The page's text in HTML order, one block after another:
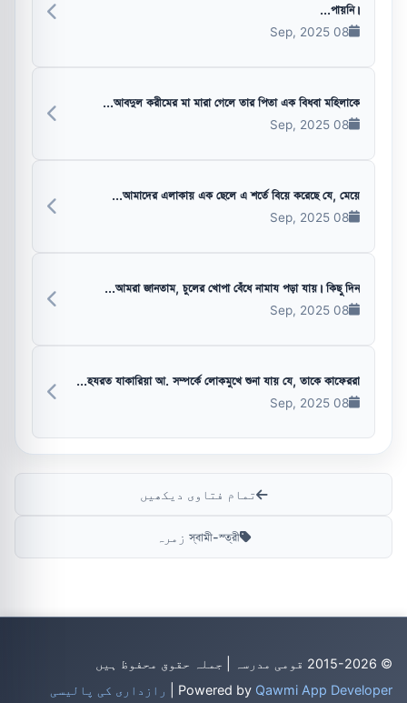
পায়নি।...
08 Sep, 2025
আবদুল করীমের মা মারা গেলে তার পিতা এক বিধবা মহিলাকে...
08 Sep, 2025
আমাদের এলাকায় এক ছেলে এ শর্তে বিয়ে করেছে যে, মেয়ে...
08 Sep, 2025
আমরা জানতাম, চুলের খোপা বেঁধে নামায পড়া যায়। কিছু দিন...
08 Sep, 2025
হযরত যাকারিয়া আ. সম্পর্কে লোকমুখে শুনা যায় যে, তাকে কাফেররা...
08 Sep, 2025
تمام فتاوی دیکھیں
স্বামী-স্ত্রী زمرہ
© 2015-2026 قومی مدرسہ | جملہ حقوق محفوظ ہیں
Powered by Qawmi App Developer رازداری کی پالیسی